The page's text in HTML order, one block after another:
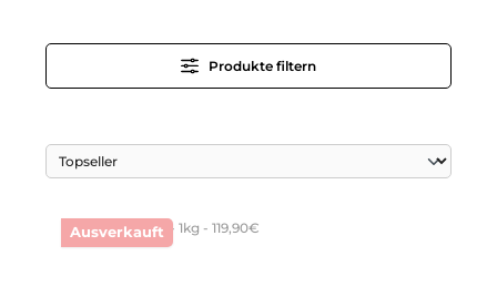
Produkte filtern
Ausverkauft